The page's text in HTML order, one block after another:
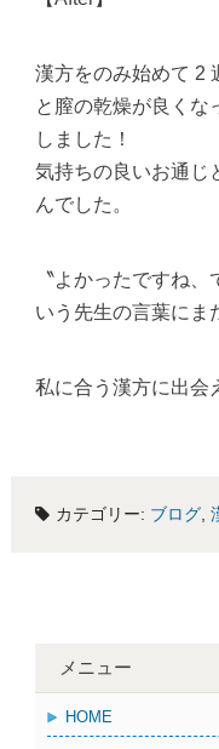
漢方をのみ始めて 2
と膣の乾燥が良く
しました！
気持ちの良いお通じ
んでした。
〝よかったですね
いう先生の言葉にま
私に合う漢方に出会
カテゴリー: ブログ,
メニュー
HOME